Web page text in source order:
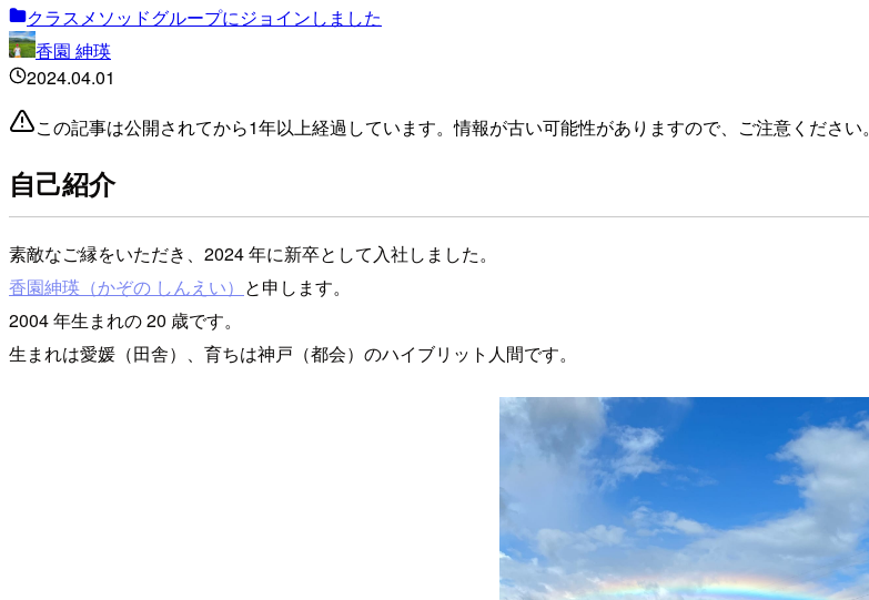
クラスメソッドグループにジョインしました
香園 紳瑛
2024.04.01
この記事は公開されてから1年以上経過しています。情報が古い可能性がありますので、ご注意ください。
自己紹介
素敵なご縁をいただき、2024 年に新卒として入社しました。
香園紳瑛（かぞの しんえい） と申します。
2004 年生まれの 20 歳です。
生まれは愛媛（田舎）、育ちは神戸（都会）のハイブリット人間です。